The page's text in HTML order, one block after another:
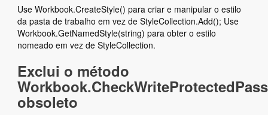
Use Workbook.CreateStyle() para criar e manipular o estilo
da pasta de trabalho em vez de StyleCollection.Add(); Use
Workbook.GetNamedStyle(string) para obter o estilo
nomeado em vez de StyleCollection.
Exclui o método
obsoleto